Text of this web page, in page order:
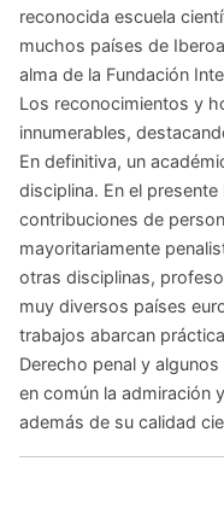
reconocida escuela
muchos países de
alma de la Fundación
Los reconocimientos y
innumerables,
En definitiva, un
disciplina. En el
contribuciones de
mayoritariamente
otras disciplinas,
muy diversos países
trabajos abarcan
Derecho penal y
en común la admiración
además de su calidad